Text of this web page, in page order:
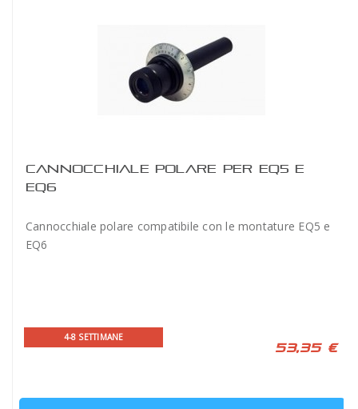
CANNOCCHIALE POLARE PER EQ5 E
EQ6
Cannocchiale polare compatibile con le montature EQ5 e
EQ6
4-8 SETTIMANE
53,35 €